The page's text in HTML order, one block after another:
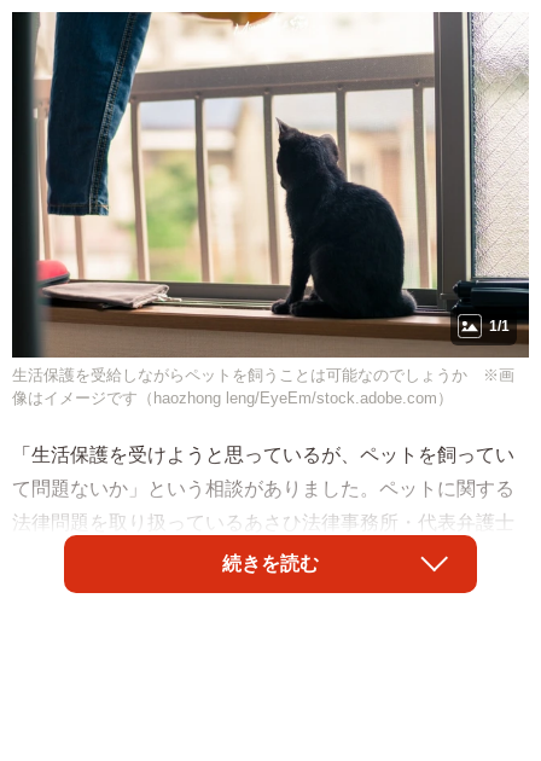
1/1
生活保護を受給しながらペットを飼うことは可能なのでしょうか ※画
像はイメージです（haozhong leng/EyeEm/stock.adobe.com）
「生活保護を受けようと思っているが、ペットを飼ってい
て問題ないか」という相談がありました。ペットに関する
法律問題を取り扱っているあさひ法律事務所・代表弁護士
の石井一旭氏が解説します。続きを読む